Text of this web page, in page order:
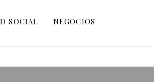
SOCIAL NEGOCIOS